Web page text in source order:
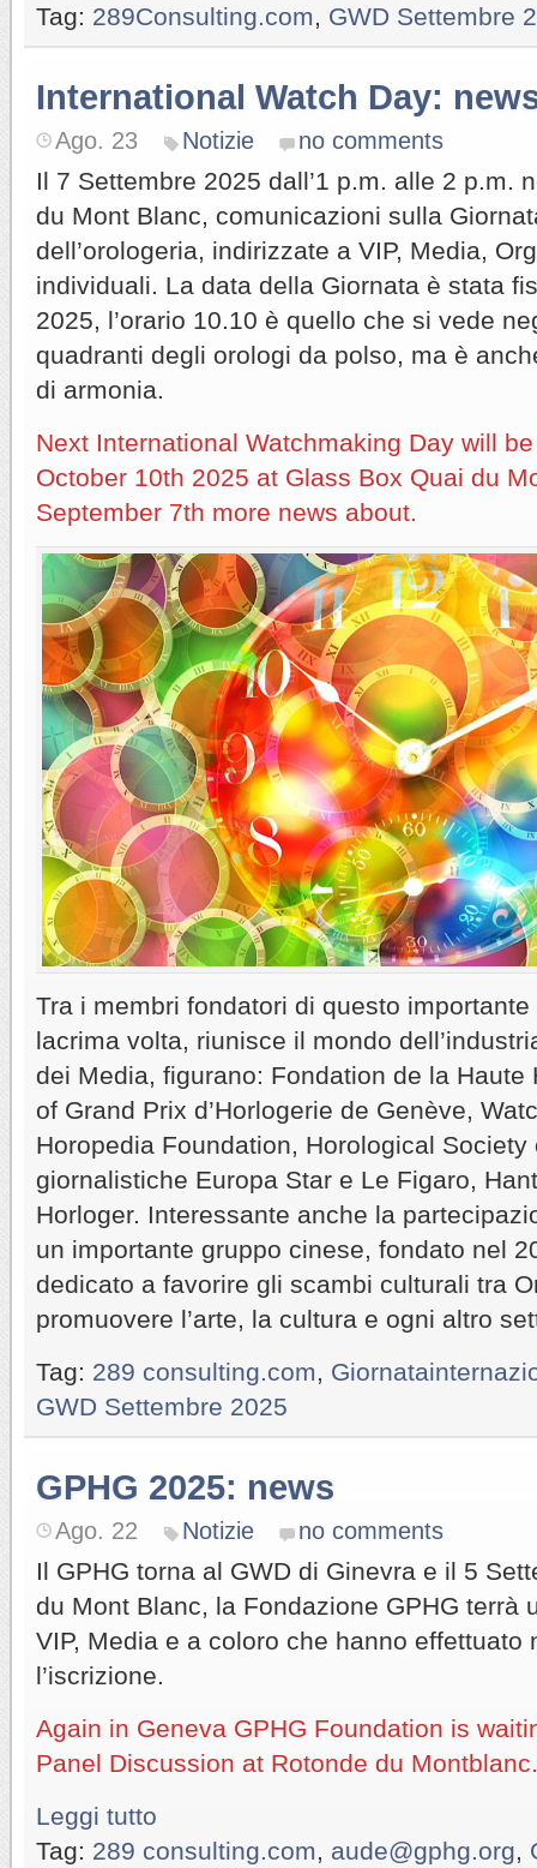
Tag: 289Consulting.com GWD Settembre
International Watch Day:
Ago. 23 Notizie no comments
Il 7 Settembre 2025 dall’1 p.m. alle 2 p.m.
du Mont Blanc, comunicazioni sulla
dell’orologeria, indirizzate a VIP, Media,
individuali. La data della Giornata è stata
2025, l’orario 10.10 è quello che si vede
quadranti degli orologi da polso, ma è
di armonia.
Next International Watchmaking Day will
October 10th 2025 at Glass Box Quai du
September 7th more news about.
Tra i membri fondatori di questo
lacrima volta, riunisce il mondo
dei Media, figurano: Fondation de la Haute
of Grand Prix d’Horlogerie de Genève,
Horopedia Foundation, Horological Society
giornalistiche Europa Star e Le Figaro,
Horloger. Interessante anche la
un importante gruppo cinese, fondato nel
dedicato a favorire gli scambi culturali tra
promuovere l’arte, la cultura e ogni altro
Tag: 289 consulting.com,
GWD Settembre 2025
GPHG 2025: news
Ago. 22 Notizie no comments
Il GPHG torna al GWD di Ginevra e il 5
du Mont Blanc, la Fondazione GPHG terrà
VIP, Media e a coloro che hanno effettuato
l’iscrizione.
Again in Geneva GPHG Foundation is
Panel Discussion at Rotonde du Montblanc.
Leggi tutto
Tag: 289 consulting.com, aude@gphg.org,